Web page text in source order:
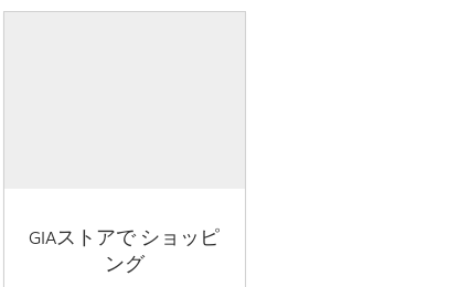
GIAストアで ショッピ
ング